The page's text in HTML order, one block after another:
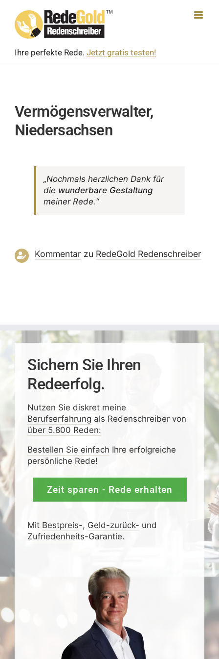
content
Ihre perfekte Rede. Jetzt gratis testen!
Vermögensverwalter,
Niedersachsen
„Noch­mals herz­li­chen Dank für
die wunder­bare Gestal­tung
meiner Rede.“
Kommentarzu RedeGold Reden­schreiber
Sichern Sie Ihren
Redeerfolg.
Nutzen Sie diskretmeine
Berufserfahrung als Redenschreiber von
über 5.800 Reden:
Bestellen Sie einfach Ihre erfolgreiche
persönliche Rede!
Zeit sparen - Rede erhalten
Mit Bestpreis-, Geld-zurück- und
Zufrieden­­heits-Garantie.